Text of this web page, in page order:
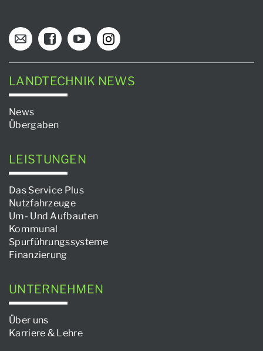
LANDTECHNIK NEWS
News
Übergaben
LEISTUNGEN
Das Service Plus
Nutzfahrzeuge
Um- Und Aufbauten
Kommunal
Spurführungssysteme
Finanzierung
UNTERNEHMEN
Über uns
Karriere & Lehre